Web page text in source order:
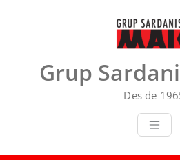
Grup
Des de